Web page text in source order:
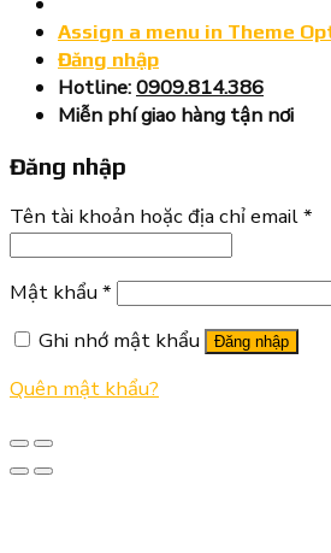
Assign a menu in Theme
Đăng nhập
Hotline:0909.814.386
Miễn phí giao hàng tận nơi
Đăng nhập
Tên tài khoản hoặc địa chỉ email*
Mật khẩu *
Ghi nhớ mật khẩu
Đăng nhập
Quên mật khẩu?